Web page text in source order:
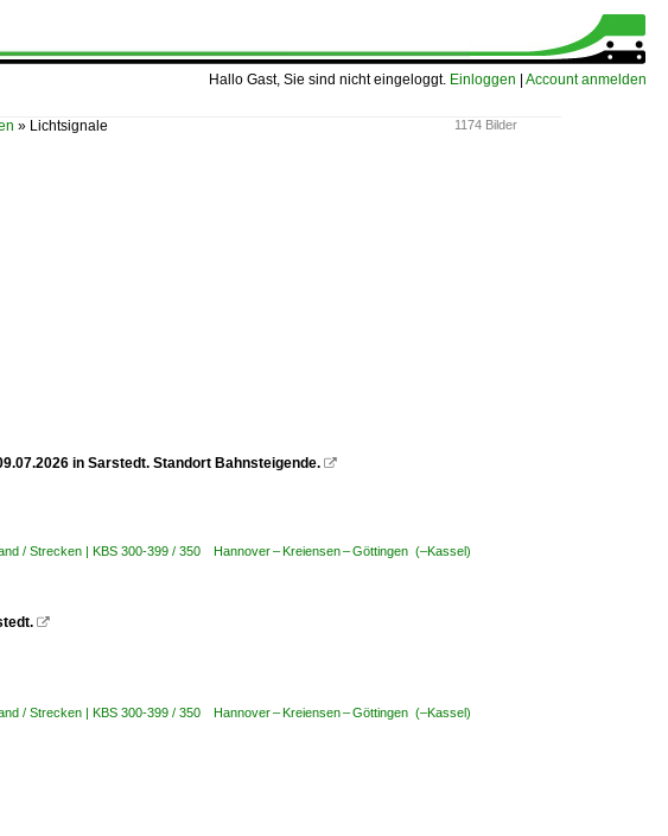
Hallo Gast, Sie sind nicht eingeloggt. Einloggen Account anmelden
1174 Bilder
» Lichtsignale
in Sarstedt. Standort Bahnsteigende. 
/ Strecken | KBS 300-399 / 350 Hannover – Kreiensen – Göttingen (–Kassel)

/ Strecken | KBS 300-399 / 350 Hannover – Kreiensen – Göttingen (–Kassel)